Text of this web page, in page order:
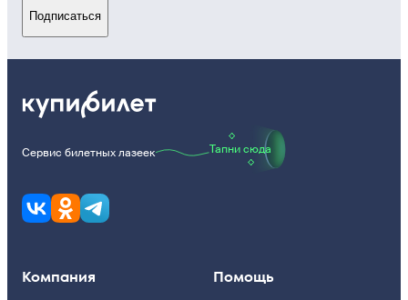
Подписаться
Сервис билетных лазеек Тапни сюда
Компания Помощь